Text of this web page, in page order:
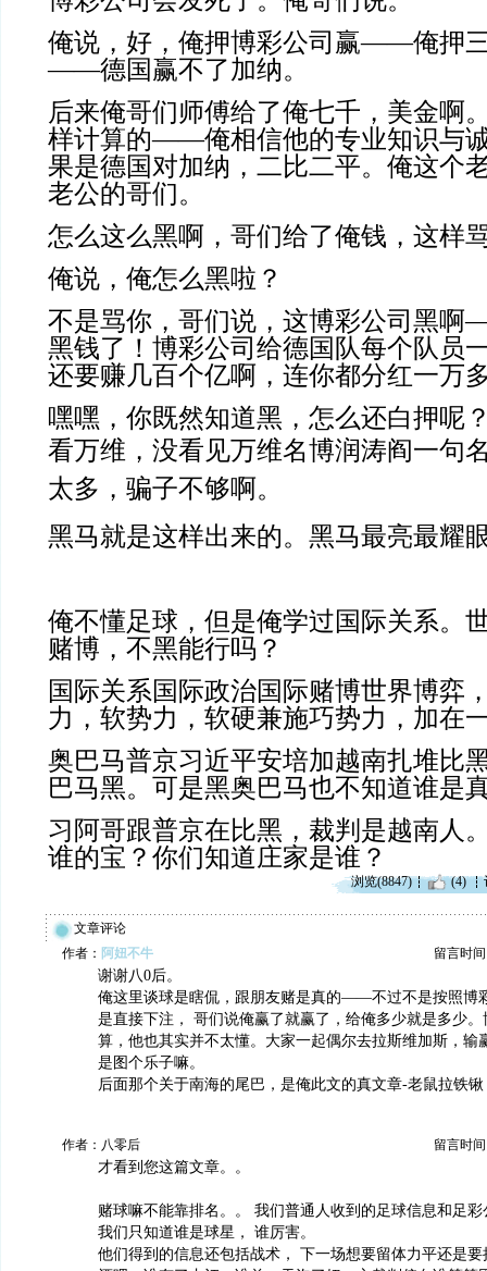
俺说，好，俺押博彩公司赢——俺押
——德国赢不了加纳。
后来俺哥们师傅给了俺七千，美金啊
样计算的——俺相信他的专业知识与
果是德国对加纳，二比二平。俺这个
老公的哥们。
怎么这么黑啊，哥们给了俺钱，这样
俺说，俺怎么黑啦？
不是骂你，哥们说，这博彩公司黑
黑钱了！博彩公司给德国队每个队员
还要赚几百个亿啊，连你都分红一万
嘿嘿，你既然知道黑，怎么还白押呢
看万维，没看见万维名博润涛阎一句
太多，骗子不够啊。
黑马就是这样出来的。黑马最亮最耀
俺不懂足球，但是俺学过国际关系。
赌博，不黑能行吗？
国际关系国际政治国际赌博世界博弈
力，软势力，软硬兼施巧势力，加在
奥巴马普京习近平安培加越南扎堆比
巴马黑。可是黑奥巴马也不知道谁是
习阿哥跟普京在比黑，裁判是越南人
谁的宝？你们知道庄家是谁？
浏览(8847) (4)
文章评论
作者： 阿妞不牛 留言时间
谢谢八0后。
俺这里谈球是瞎侃，跟朋友赌是真的——不过不是按照博
是直接下注， 哥们说俺赢了就赢了，给俺多少就是多少
算，他也其实并不太懂。大家一起偶尔去拉斯维加斯，输
是图个乐子嘛。
后面那个关于南海的尾巴，是俺此文的真文章-老鼠拉铁
作者：八零后 留言时间
才看到您这篇文章。。
赌球嘛不能靠排名。。 我们普通人收到的足球信息和足
我们只知道谁是球星， 谁厉害。
他们得到的信息还包括战术， 下一场想要留体力平还是